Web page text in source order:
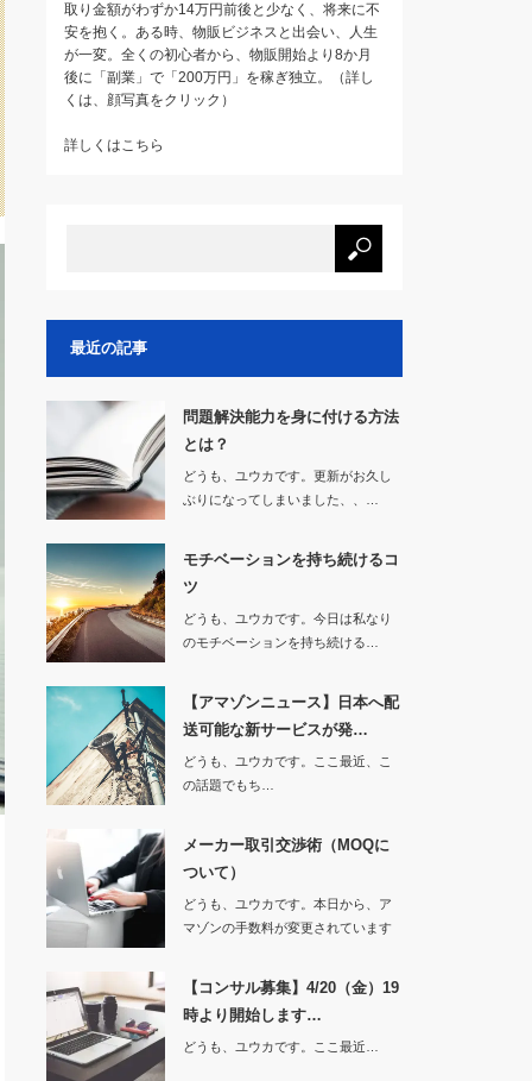
取り金額がわずか14万円前後と少なく、将来に不
安を抱く。ある時、物販ビジネスと出会い、人生
が一変。全くの初心者から、物販開始より8か月
後に「副業」で「200万円」を稼ぎ独立。（詳し
くは、顔写真をクリック）
詳しくはこちら
最近の記事
問題解決能力を身に付ける方法
とは？
どうも、ユウカです。更新がお久し
ぶりになってしまいました、、…
モチベーションを持ち続けるコ
ツ
どうも、ユウカです。今日は私なり
のモチベーションを持ち続ける…
【アマゾンニュース】日本へ配
送可能な新サービスが発…
どうも、ユウカです。ここ最近、こ
の話題でもち…
メーカー取引交渉術（MOQに
ついて）
どうも、ユウカです。本日から、ア
マゾンの手数料が変更されています
【コンサル募集】4/20（金）19
時より開始します…
どうも、ユウカです。ここ最近…